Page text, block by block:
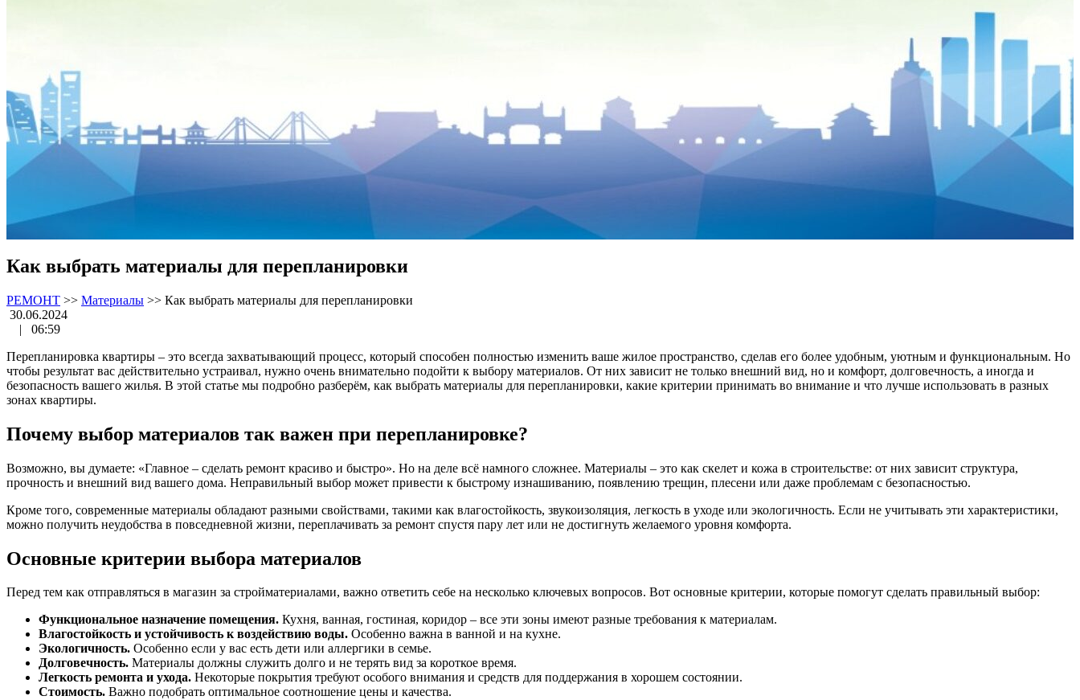
Как выбрать материалы для перепланировки
РЕМОНТ >> Материалы >> Как выбрать материалы для перепланировки
30.06.2024
|
06:59
Перепланировка квартиры – это всегда захватывающий процесс, который способен полностью изменить ваше жилое пространство, сделав его более удобным, уютным и функциональным. Но
чтобы результат вас действительно устраивал, нужно очень внимательно подойти к выбору материалов. От них зависит не только внешний вид, но и комфорт, долговечность, а иногда и
безопасность вашего жилья. В этой статье мы подробно разберём, как выбрать материалы для перепланировки, какие критерии принимать во внимание и что лучше использовать в разных
зонах квартиры.
Почему выбор материалов так важен при перепланировке?
Возможно, вы думаете: «Главное – сделать ремонт красиво и быстро». Но на деле всё намного сложнее. Материалы – это как скелет и кожа в строительстве: от них зависит структура,
прочность и внешний вид вашего дома. Неправильный выбор может привести к быстрому изнашиванию, появлению трещин, плесени или даже проблемам с безопасностью.
Кроме того, современные материалы обладают разными свойствами, такими как влагостойкость, звукоизоляция, легкость в уходе или экологичность. Если не учитывать эти характеристики,
можно получить неудобства в повседневной жизни, переплачивать за ремонт спустя пару лет или не достигнуть желаемого уровня комфорта.
Основные критерии выбора материалов
Перед тем как отправляться в магазин за стройматериалами, важно ответить себе на несколько ключевых вопросов. Вот основные критерии, которые помогут сделать правильный выбор:
Функциональное назначение помещения. Кухня, ванная, гостиная, коридор – все эти зоны имеют разные требования к материалам.
Влагостойкость и устойчивость к воздействию воды. Особенно важна в ванной и на кухне.
Экологичность. Особенно если у вас есть дети или аллергики в семье.
Долговечность. Материалы должны служить долго и не терять вид за короткое время.
Легкость ремонта и ухода. Некоторые покрытия требуют особого внимания и средств для поддержания в хорошем состоянии.
Стоимость. Важно подобрать оптимальное соотношение цены и качества.